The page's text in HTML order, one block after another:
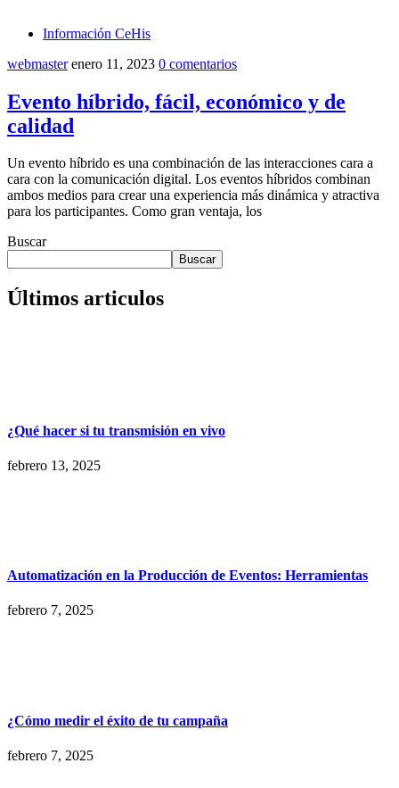
Información CeHis
webmaster enero 11, 2023 0 comentarios
Evento híbrido, fácil, económico y de
calidad
Un evento híbrido es una combinación de las interacciones cara a
cara con la comunicación digital. Los eventos híbridos combinan
ambos medios para crear una experiencia más dinámica y atractiva
para los participantes. Como gran ventaja, los
Buscar
Buscar
Últimos articulos
¿Qué hacer si tu transmisión en vivo
febrero 13, 2025
Automatización en la Producción de Eventos: Herramientas
febrero 7, 2025
¿Cómo medir el éxito de tu campaña
febrero 7, 2025